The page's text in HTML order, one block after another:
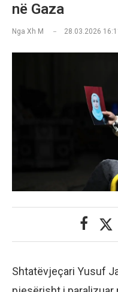
në Gaza
Nga Xh M 28.03.2026
Shtatëvjeçari Yusuf